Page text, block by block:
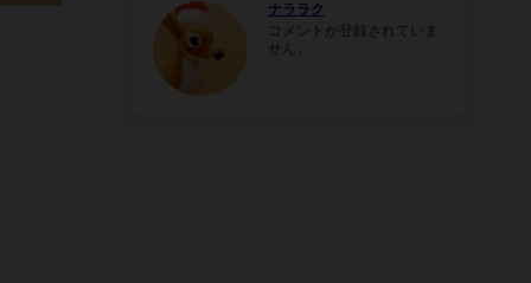
ナララク
コメントが登録されていま
せん。